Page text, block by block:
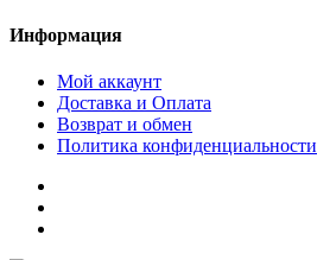
Информация
Мой аккаунт
Доставка и Оплата
Возврат и обмен
Политика конфиденциальности